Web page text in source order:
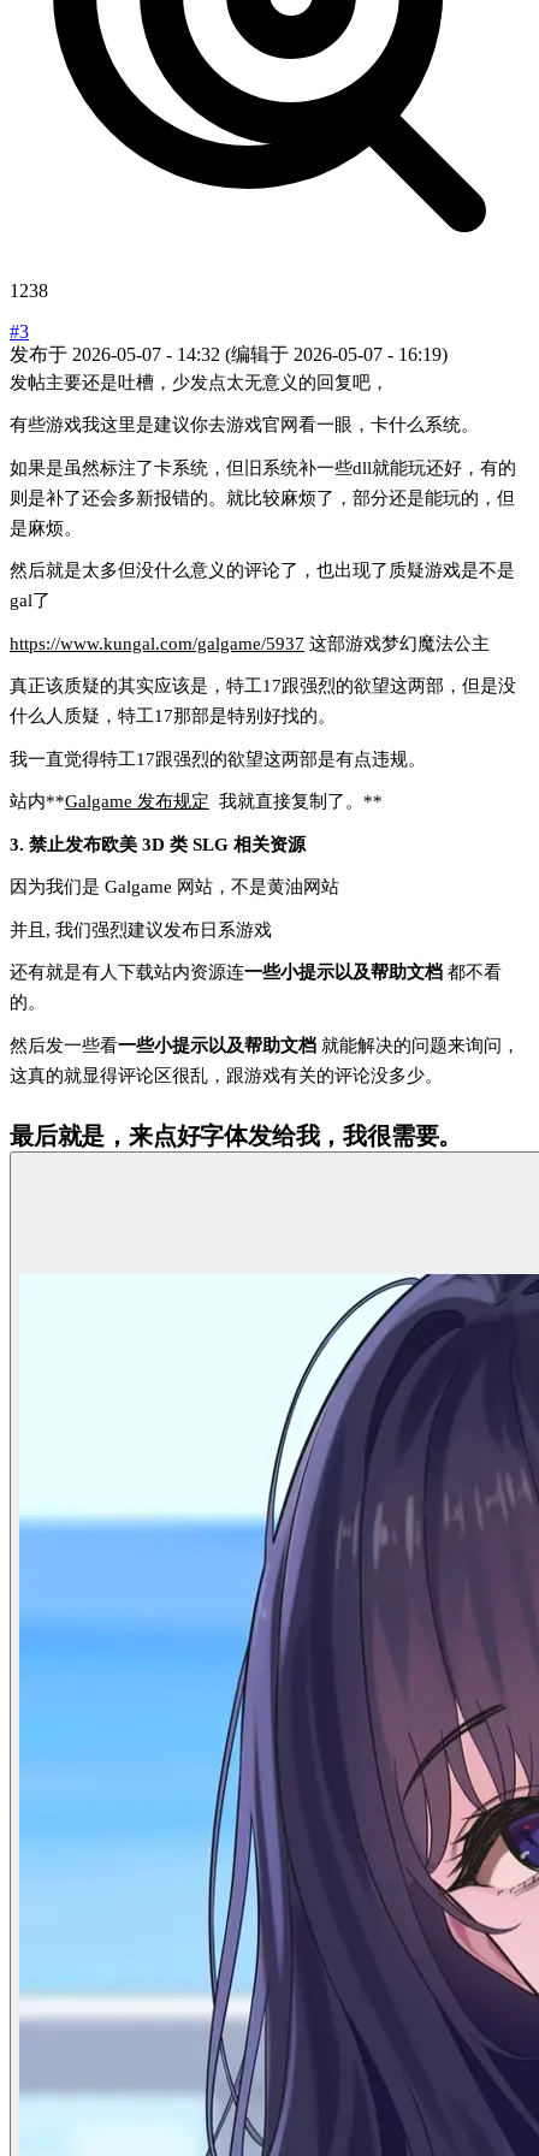
1238
#3
发布于 2026-05-07 - 14:32 (编辑于 2026-05-07 - 16:19)
发帖主要还是吐槽，少发点太无意义的回复吧，
有些游戏我这里是建议你去游戏官网看一眼，卡什么系统。
如果是虽然标注了卡系统，但旧系统补一些dll就能玩还好，有的
则是补了还会多新报错的。就比较麻烦了，部分还是能玩的，但
是麻烦。
然后就是太多但没什么意义的评论了，也出现了质疑游戏是不是
gal了
https://www.kungal.com/galgame/5937 这部游戏梦幻魔法公主
真正该质疑的其实应该是，特工17跟强烈的欲望这两部，但是没
什么人质疑，特工17那部是特别好找的。
我一直觉得特工17跟强烈的欲望这两部是有点违规。
站内**Galgame 发布规定 我就直接复制了。**
3. 禁止发布欧美 3D 类 SLG 相关资源
因为我们是 Galgame 网站，不是黄油网站
并且, 我们强烈建议发布日系游戏
还有就是有人下载站内资源连一些小提示以及帮助文档 都不看
的。
然后发一些看一些小提示以及帮助文档 就能解决的问题来询问，
这真的就显得评论区很乱，跟游戏有关的评论没多少。
最后就是，来点好字体发给我，我很需要。